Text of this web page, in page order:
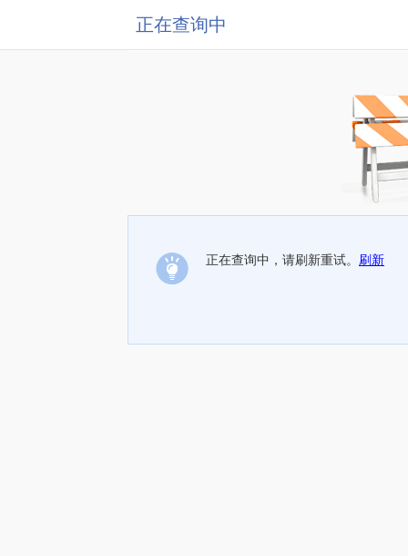
正在查询中
正在查询中，请刷新重试。 刷新